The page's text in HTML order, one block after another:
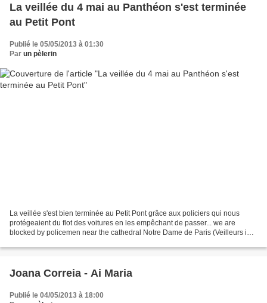
La veillée du 4 mai au Panthéon s'est terminée
au Petit Pont
Publié le 05/05/2013 à 01:30
Par un pèlerin
La veillée s'est bien terminée au Petit Pont grâce aux policiers qui nous
protégeaient du flot des voitures en les empêchant de passer... we are
blocked by policemen near the cathedral Notre Dame de Paris (Veilleurs in
Joana Correia - Ai Maria
Publié le 04/05/2013 à 18:00